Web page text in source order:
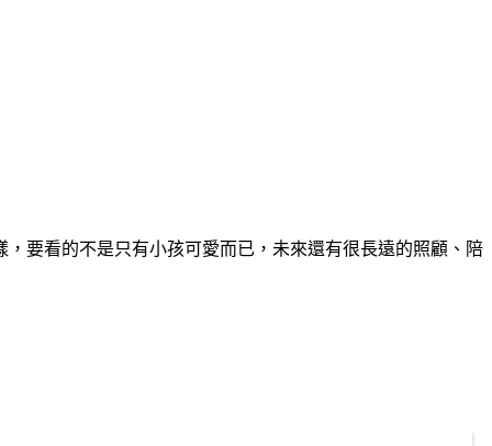
要看的不是只有小孩可愛而已，未來還有很長遠的照顧、陪